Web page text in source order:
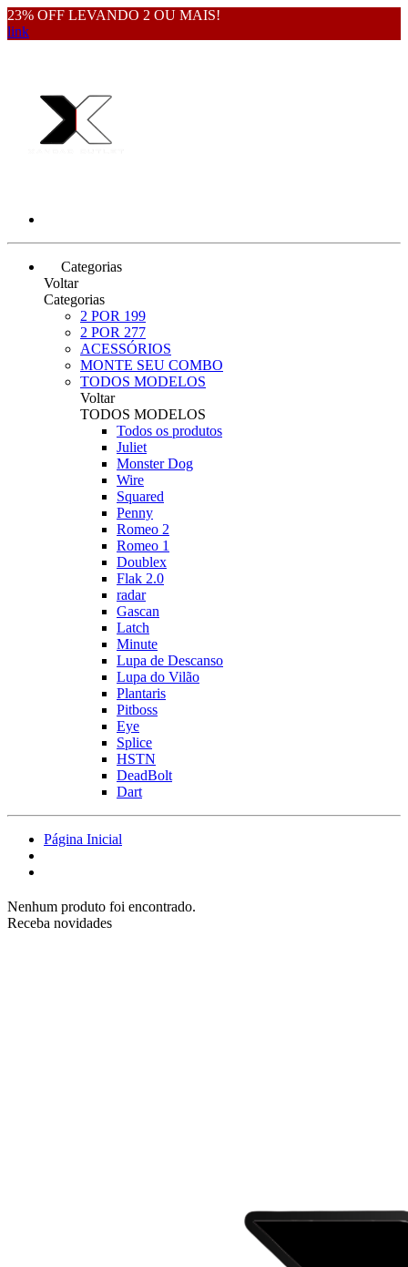
23% OFF LEVANDO 2 OU MAIS!
link
Categorias
Voltar
Categorias
2 POR 199
2 POR 277
ACESSÓRIOS
MONTE SEU COMBO
TODOS MODELOS
Voltar
TODOS MODELOS
Todos os produtos
Juliet
Monster Dog
Wire
Squared
Penny
Romeo 2
Romeo 1
Doublex
Flak 2.0
radar
Gascan
Latch
Minute
Lupa de Descanso
Lupa do Vilão
Plantaris
Pitboss
Eye
Splice
HSTN
DeadBolt
Dart
Página Inicial
Nenhum produto foi encontrado.
Receba novidades